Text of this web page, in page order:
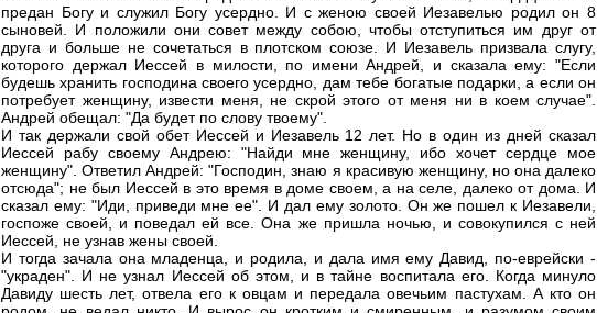
предан Богу и служил Богу усердно. И с женою своей Иезавелью родил он 8
сыновей. И положили они совет между собою, чтобы отступиться им друг от
друга и больше не сочетаться в плотском союзе. И Иезавель призвала слугу,
которого держал Иессей в милости, по имени Андрей, и сказала ему: "Если
будешь хранить господина своего усердно, дам тебе богатые подарки, а если он
потребует женщину, извести меня, не скрой этого от меня ни в коем случае".
Андрей обещал: "Да будет по слову твоему".
И так держали свой обет Иессей и Иезавель 12 лет. Но в один из дней сказал
Иессей рабу своему Андрею: "Найди мне женщину, ибо хочет сердце мое
женщину". Ответил Андрей: "Господин, знаю я красивую женщину, но она далеко
отсюда"; не был Иессей в это время в доме своем, а на селе, далеко от дома. И
сказал ему: "Иди, приведи мне ее". И дал ему золото. Он же пошел к Иезавели,
госпоже своей, и поведал ей все. Она же пришла ночью, и совокупился с ней
Иессей, не узнав жены своей.
И тогда зачала она младенца, и родила, и дала имя ему Давид, по-еврейски -
"украден". И не узнал Иессей об этом, и в тайне воспитала его. Когда минуло
Давиду шесть лет, отвела его к овцам и передала овечьим пастухам. А кто он